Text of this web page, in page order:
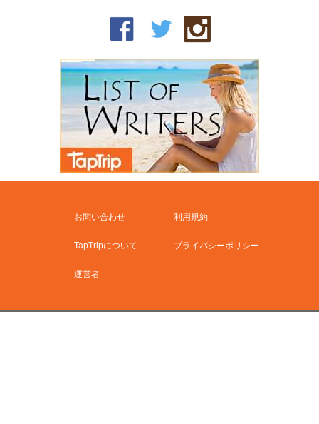
お問い合わせ 利用規約
TapTripについて プライバシーポリシー
運営者